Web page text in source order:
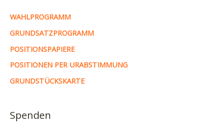
WAHLPROGRAMM
GRUNDSATZPROGRAMM
POSITIONSPAPIERE
POSITIONEN PER URABSTIMMUNG
GRUNDSTÜCKSKARTE
Spenden